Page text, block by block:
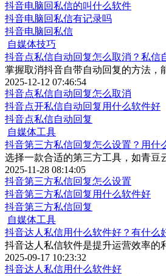
抖音电脑回私信的叫什么软件
抖音电脑回私信有记录吗
抖音电脑回私信
自媒体技巧
抖音点私信自动回复怎么取消？私信
掌握取消抖音自带自动回复的方法，
2025-12-12 07:46:54
抖音点私信自动回复怎么取消
抖音点开私信自动回复用什么软件好
抖音点私信自动回复
自媒体工具
抖音第三方私信回复怎么设置？用什
选择一款合适的第三方工具，如青豆
2025-11-28 08:14:05
抖音第三方私信回复怎么设置
抖音第三方私信回复用什么软件好
抖音第三方私信回复
自媒体工具
抖音达人私信用什么软件好？有什么
抖音达人私信软件是提升运营效率的
2025-09-17 10:23:32
抖音达人私信用什么软件好